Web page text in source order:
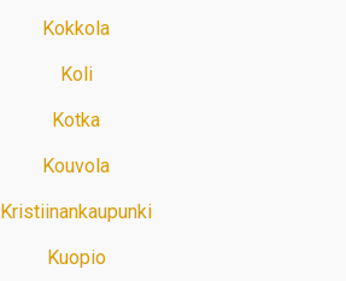
Kokkola
Koli
Kotka
Kouvola
Kristiinankaupunki
Kuopio